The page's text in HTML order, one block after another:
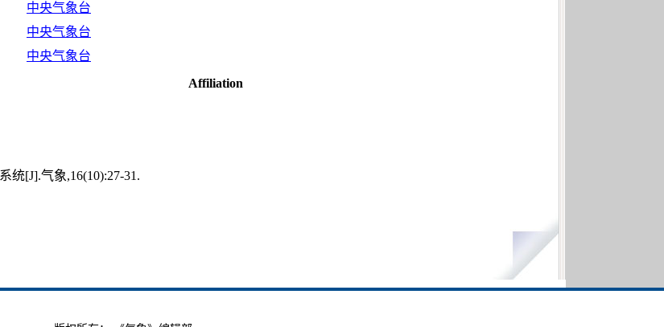
中央气象台
中央气象台
中央气象台
Affiliation
统[J].气象,16(10):27-31.